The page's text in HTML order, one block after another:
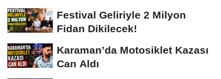
Festival Geliriyle 2 Milyon
Fidan Dikilecek!
Karaman’da Motosiklet Kazası
Can Aldı